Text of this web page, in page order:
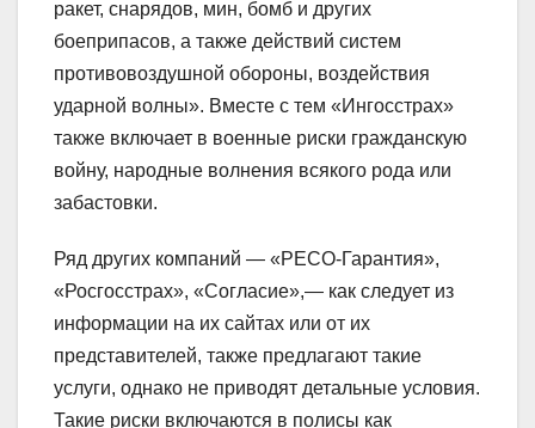
ракет, снарядов, мин, бомб и других
боеприпасов, а также действий систем
противовоздушной обороны, воздействия
ударной волны». Вместе с тем «Ингосстрах»
также включает в военные риски гражданскую
войну, народные волнения всякого рода или
забастовки.
Ряд других компаний — «РЕСО-Гарантия»,
«Росгосстрах», «Согласие»,— как следует из
информации на их сайтах или от их
представителей, также предлагают такие
услуги, однако не приводят детальные условия.
Такие риски включаются в полисы как